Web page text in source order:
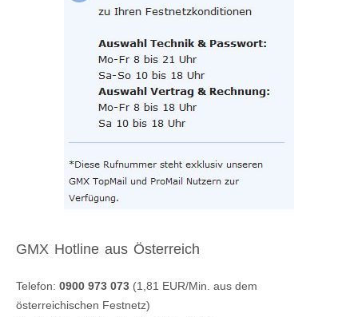
GMX Hotline aus Österreich
Telefon: 0900 973 073 (1,81 EUR/Min. aus dem
österreichischen Festnetz)